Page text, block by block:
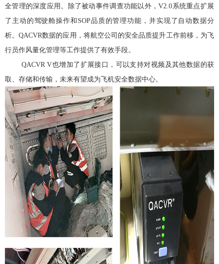
全管理的深度应用。除了被动事件调查功能以外，V2.0系统重点扩展
了主动的驾驶舱操作和SOP品质的管理功能，并实现了自动数据分
析。QACVR数据的应用，将航空公司的安全品质提升工作前移，为飞
行员作风量化管理等工作提供了有效手段。
QACVR V也增加了扩展接口，可以支持对视频及其他数据的获
取、存储和传输，未来有望成为飞机安全数据中心。